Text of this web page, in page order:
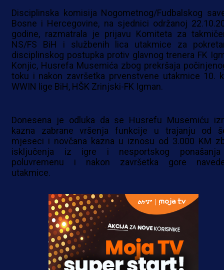
Disciplinska komisija Nogometnog/Fudbalskog
Bosne i Hercegovine, na sjednici održanoj
godine, razmatrala je prijavu Komiteta za
NS/FS BiH i službenih lica utakmice za
disciplinskog postupka protiv glavnog trenera FK
Konjic, Husrefa Musemića zbog prekršaja
toku i nakon završetka prvenstvene utakmice 10.
WWIN lige BiH, HŠK Zrinjski-FK Igman.
Donesena je odluka da se Husrefu Musemiću
kazna zabrane vršenja funkcije u trajanju od
mjeseci i novčana kazna u iznosu od 3.000 KM
isključenja iz igre i nesportskog
poluvremenu i nakon završetka gore
utakmice.